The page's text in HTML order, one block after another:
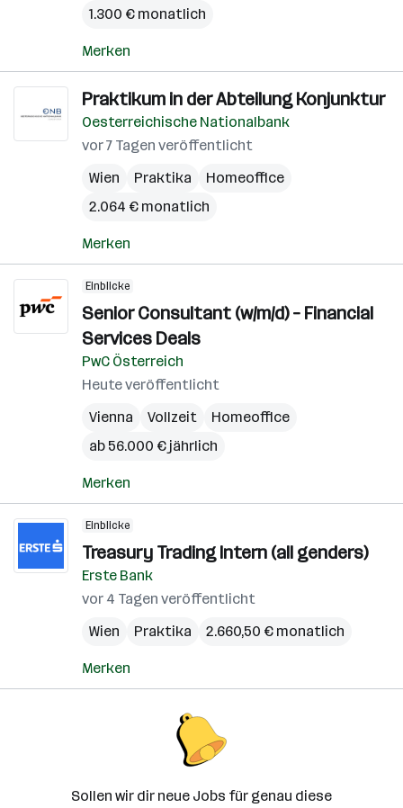
1.300 € monatlich
Merken
Praktikum in der Abteilung Konjunktur
Oesterreichische Nationalbank
vor 7 Tagen veröffentlicht
Wien
Praktika
Homeoffice
2.064 € monatlich
Merken
Einblicke
Senior Consultant (w/m/d) – Financial
Services Deals
PwC Österreich
Heute veröffentlicht
Vienna
Vollzeit
Homeoffice
ab 56.000 € jährlich
Merken
Einblicke
Treasury Trading Intern (all genders)
Erste Bank
vor 4 Tagen veröffentlicht
Wien
Praktika 2.660,50 € monatlich
Merken
Sollen wir dir neue Jobs für genau diese